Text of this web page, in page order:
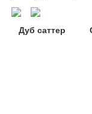
Дуб саттер